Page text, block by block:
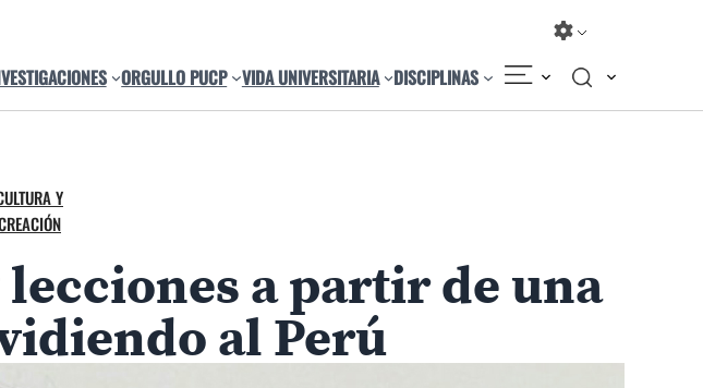
ORGULLO PUCP VIDA UNIVERSITARIA DISCIPLINAS
Y
a partir de una
al Perú